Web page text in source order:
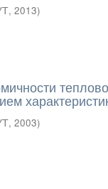
,2013)
,2003)